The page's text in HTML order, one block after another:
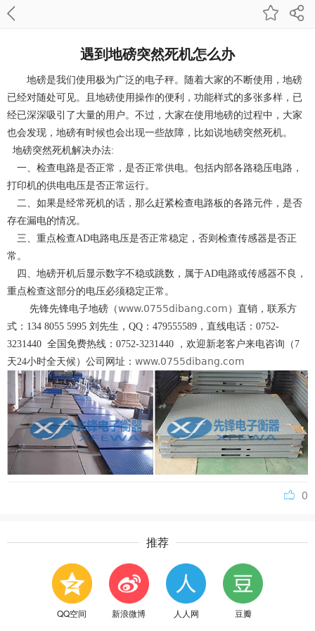
遇到地磅突然死机怎么办
地磅是我们使用极为广泛的电子秤。随着大家的不断使用，地磅
已经对随处可见。且地磅使用操作的便利，功能样式的多张多样，已
经已深深吸引了大量的用户。不过，大家在使用地磅的过程中，大家
也会发现，地磅有时候也会出现一些故障，比如说地磅突然死机。
地磅突然死机解决办法:
一、检查电路是否正常，是否正常供电。包括内部各路稳压电路，
打印机的供电电压是否正常运行。
二、如果是经常死机的话，那么赶紧检查电路板的各路元件，是否
存在漏电的情况。
三、重点检查AD电路电压是否正常稳定，否则检查传感器是否正
常。
四、地磅开机后显示数字不稳或跳数，属于AD电路或传感器不良，
重点检查这部分的电压必须稳定正常。
先锋先锋电子地磅（www.0755dibang.com ）直销，联系方
式：134 8055 5995 刘先生，QQ：479555589，直线电话：0752-
3231440 全国免费热线：0752-3231440 ，欢迎新老客户来电咨询（7
天24小时全天候）公司网址： www.0755dibang.com
0
推荐
QQ空间 新浪微博 人人网 豆瓣